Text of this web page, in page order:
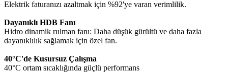
Elektrik faturanızı azaltmak için %92'ye varan verimlilik.
Dayanıklı HDB Fanı
Hidro dinamik rulman fanı: Daha düşük gürültü ve daha fazla
dayanıklılık sağlamak için özel fan.
40°C'de Kusursuz Çalışma
40°C ortam sıcaklığında güçlü performans